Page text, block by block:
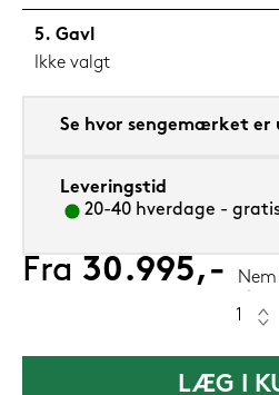
Gavl
Ikke valgt
Se hvor sengemærket er
Leveringstid
20-40 hverdage -
Fra 30.995,-
LÆG I